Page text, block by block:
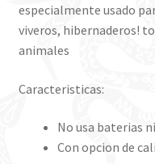
especialmente usado
viveros, hibernaderos!
animales
Caracteristicas:
No usa baterias
Con opcion de